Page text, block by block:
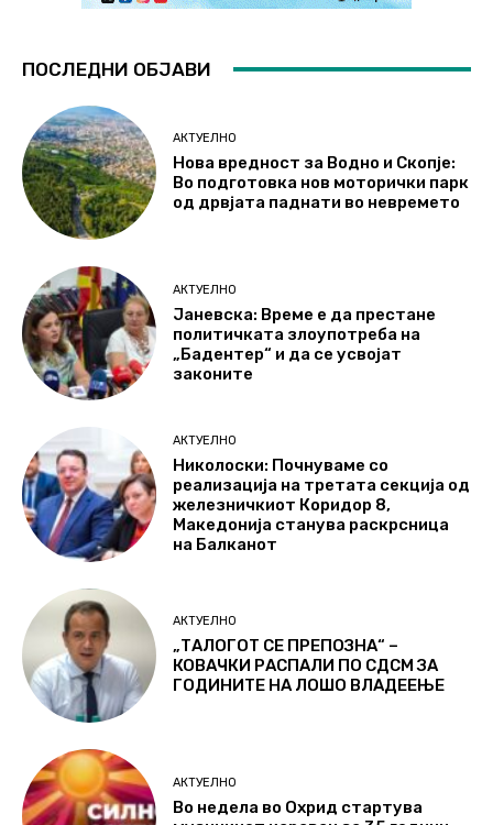
ПОСЛЕДНИ ОБЈАВИ
АКТУЕЛНО
Нова вредност за Водно и Скопје:
Во подготовка нов моторички парк
од дрвјата паднати во невремето
АКТУЕЛНО
Јаневска: Време е да престане
политичката злоупотреба на
„Бадентер“ и да се усвојат
законите
АКТУЕЛНО
Николоски: Почнуваме со
реализација на третата секција од
железничкиот Коридор 8,
Македонија станува раскрсница
на Балканот
АКТУЕЛНО
„ТАЛОГОТ СЕ ПРЕПОЗНА“ –
КОВАЧКИ РАСПАЛИ ПО СДСМ ЗА
ГОДИНИТЕ НА ЛОШО ВЛАДЕЕЊЕ
АКТУЕЛНО
Во недела во Охрид стартува